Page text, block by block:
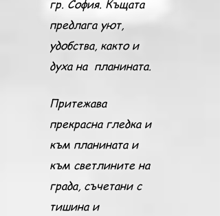
гр. София. Къщата
предлага уют,
удобства, както и
духа на планината.
Притежава
прекрасна гледка и
към планината и
към светлините на
града, съчетани с
тишина и